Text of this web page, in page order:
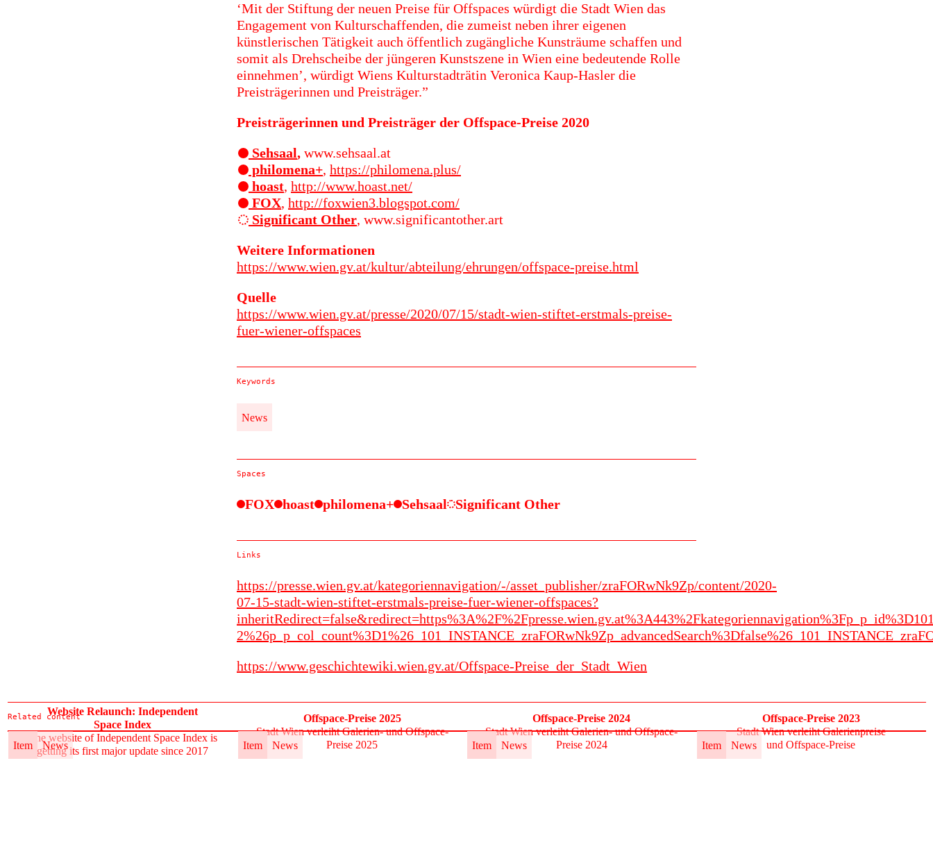
‘Mit der Stiftung der neuen Preise für Offspaces würdigt die Stadt Wien das
Engagement von Kulturschaffenden, die zumeist neben ihrer eigenen
künstlerischen Tätigkeit auch öffentlich zugängliche Kunsträume schaffen und
somit als Drehscheibe der jüngeren Kunstszene in Wien eine bedeutende Rolle
einnehmen’, würdigt Wiens Kulturstadträtin Veronica Kaup-Hasler die
Preisträgerinnen und Preisträger.”
Preisträgerinnen und Preisträger der Offspace-Preise 2020
Sehsaal, www.sehsaal.at
philomena+, https://philomena.plus/
hoast, http://www.hoast.net/
FOX, http://foxwien3.blogspot.com/
Significant Other, www.significantother.art
Weitere Informationen
https://www.wien.gv.at/kultur/abteilung/ehrungen/offspace-preise.html
Quelle
https://www.wien.gv.at/presse/2020/07/15/stadt-wien-stiftet-erstmals-preise-
fuer-wiener-offspaces
Keywords
News
Spaces
FOX hoast philomena+ Sehsaal Significant Other
Links
https://presse.wien.gv.at/kategoriennavigation/-/asset_publisher/zraFORwNk9Zp/content/2020-
07-15-stadt-wien-stiftet-erstmals-preise-fuer-wiener-offspaces?
https://www.geschichtewiki.wien.gv.at/Offspace-Preise_der_Stadt_Wien
Related content
Item News
Website Relaunch: Independent
Space Index
The website of Independent Space Index is
getting its first major update since 2017
Item News
Offspace-Preise 2025
Stadt Wien verleiht Galerien- und Offspace-
Preise 2025
Item News
Offspace-Preise 2024
Stadt Wien verleiht Galerien- und Offspace-
Preise 2024
Item News
Offspace-Preise 2023
Stadt Wien verleiht Galerienpreise
und Offspace‑Preise